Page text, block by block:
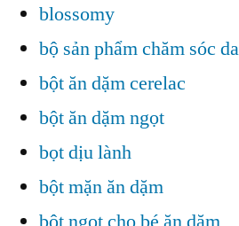
blossomy
bộ sản phẩm chăm sóc
bột ăn dặm cerelac
bột ăn dặm ngọt
bọt dịu lành
bột mặn ăn dặm